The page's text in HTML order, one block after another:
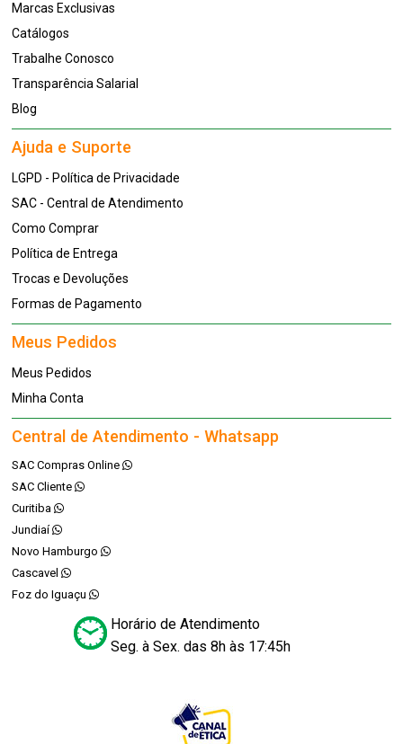
Marcas Exclusivas
Catálogos
Trabalhe Conosco
Transparência Salarial
Blog
Ajuda e Suporte
LGPD - Política de Privacidade
SAC - Central de Atendimento
Como Comprar
Política de Entrega
Trocas e Devoluções
Formas de Pagamento
Meus Pedidos
Meus Pedidos
Minha Conta
Central de Atendimento - Whatsapp
SAC Compras Online
SAC Cliente
Curitiba
Jundiaí
Novo Hamburgo
Cascavel
Foz do Iguaçu
Horário de Atendimento
Seg. à Sex. das 8h às 17:45h